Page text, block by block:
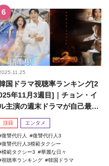
国ドラマ視聴率ランキング[2
年11月3週目]｜チョン・イ
主演の週末ドラマが自己最高
録を更新！
注目 エンタメ
復讐代行人
復讐代行人3
復讐代行人3模範タクシー
模範タクシー3
華麗な日々
視聴率ランキング
韓国ドラマ